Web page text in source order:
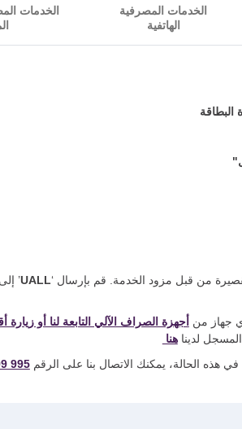
الخدمات المصرفية
الهاتفية
الخدمات
من قبل مزود الخدمة. قم بإرسال ‘UALL
’
جهاز من أجهزة الصراف الآلي التابعة لنا أو
لديناهنا
هذه الحالة، يمكنك الاتصال بنا على الرقم995